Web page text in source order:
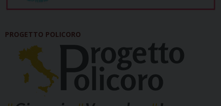
PROGETTO POLICORO